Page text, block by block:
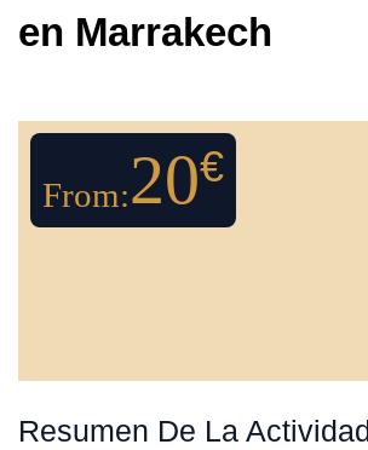
en Marrakech
From:20€
Resumen De La